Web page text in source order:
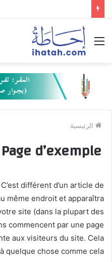
القائمة
الرئيسية
Page d’exemple
différent d’un article de
même endroit et apparaîtra
site (dans la plupart des
commencent par une page
aux visiteurs du site. Cela
quelque chose comme cela :